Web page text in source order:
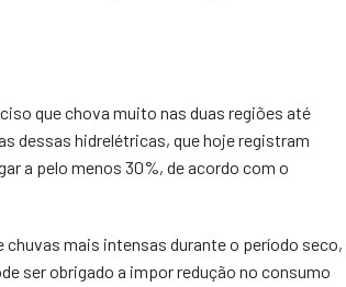
que chova muito nas duas regiões até
dessas hidrelétricas, que hoje registram
a pelo menos 30%, de acordo com o
chuvas mais intensas durante o período seco,
ser obrigado a impor redução no consumo